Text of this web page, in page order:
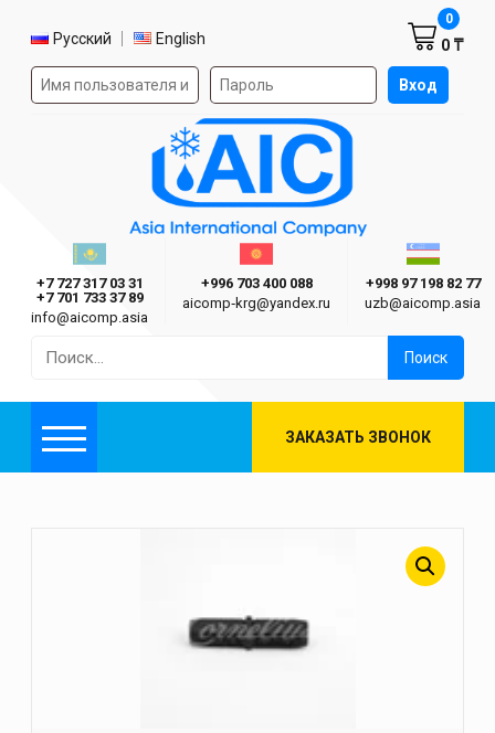
Выбор языка
Русский English
Форма авторизации на сайте Вход
0 ₸
0
Asia International Company
Казахстан г. Алматы
+7 727 317 03 31
+7 701 733 37 89
info@aicomp.asia
Киргизия г. Бишкек
+996 703 400 088
aicomp‑krg@yandex.ru
+998 97 198 82 77
uzb@aicomp.asia
Меню ЗАКАЗАТЬ ЗВОНОК